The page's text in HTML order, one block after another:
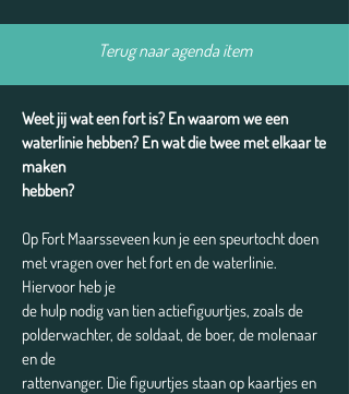
Terug naar agenda item
Weet jij wat een fort is? En waarom we een
waterlinie hebben? En wat die twee met elkaar te
maken
hebben?
Op Fort Maarsseveen kun je een speurtocht doen
met vragen over het fort en de waterlinie.
Hiervoor heb je
de hulp nodig van tien actiefiguurtjes, zoals de
polderwachter, de soldaat, de boer, de molenaar
en de
rattenvanger. Die figuurtjes staan op kaartjes en